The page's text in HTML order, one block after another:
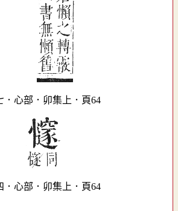
．心部．卯集上．頁64
．心部．卯集上．頁64